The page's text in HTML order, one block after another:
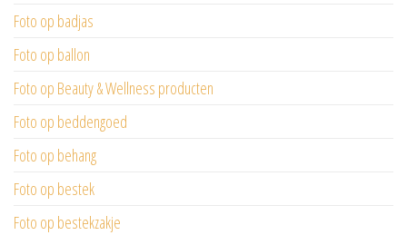
Foto op badjas
Foto op ballon
Foto op Beauty & Wellness producten
Foto op beddengoed
Foto op behang
Foto op bestek
Foto op bestekzakje